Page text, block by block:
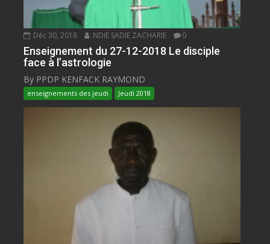
Déc 30, 2018 NDIE SADIE ZACHARIE 0
Enseignement du 27-12-2018 Le disciple
face à l’astrologie
By PPDP KENFACK RAYMOND
enseignements des jeudi Jeudi 2018